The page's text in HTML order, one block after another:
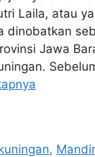
Laila, atau
dinobatkan
Jawa
,